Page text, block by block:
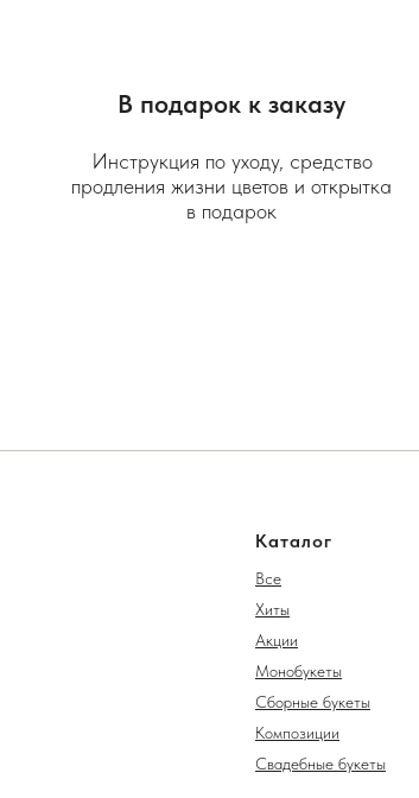
В подарок к заказу
Инструкция по уходу, средство
продления жизни цветов и открытка
в подарок
Каталог
Все
Хиты
Акции
Монобукеты
Сборные букеты
Композиции
Свадебные букеты